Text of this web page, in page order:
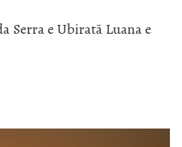
Serra e Ubiratã Luana e